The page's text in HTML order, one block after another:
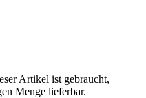
Artikel ist gebraucht,
Menge lieferbar.